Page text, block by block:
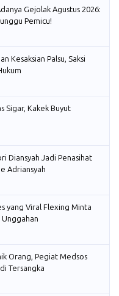
Gejolak Agustus 2026:
Pemicu!
Kesaksian Palsu, Saksi
Sigar, Kakek Buyut
Diansyah Jadi Penasihat
Adriansyah
yang Viral Flexing Minta
Unggahan
Orang, Pegiat Medsos
Tersangka